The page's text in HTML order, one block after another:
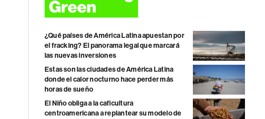
¿Qué países de América Latina apuestan por
el fracking? El panorama legal que marcará
las nuevas inversiones
Estas son las ciudades de América Latina
donde el calor nocturno hace perder más
horas de sueño
El Niño obliga a la caficultura
centroamericana a replantear su modelo de